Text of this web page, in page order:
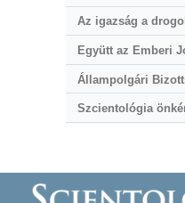
Az igazság a
Együtt az Emberi
Állampolgári
Szcientológia